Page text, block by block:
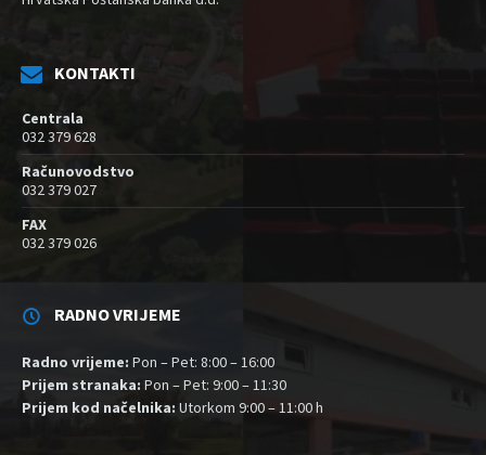
KONTAKTI
Centrala
032 379 628
Računovodstvo
032 379 027
FAX
032 379 026
RADNO VRIJEME
Radno vrijeme: Pon – Pet: 8:00 – 16:00
Prijem stranaka: Pon – Pet: 9:00 – 11:30
Prijem kod načelnika: Utorkom 9:00 – 11:00 h